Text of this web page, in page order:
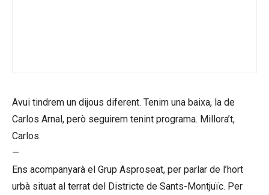
Avui tindrem un dijous diferent. Tenim una baixa, la de
Carlos Arnal, però seguirem tenint programa. Millora’t,
Carlos.
—
Ens acompanyarà el Grup Asproseat, per parlar de l’hort
urbà situat al terrat del Districte de Sants-Montjuïc. Per